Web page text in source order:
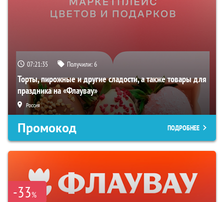
07:21:34 Получили:6
Торты, пирожные и другие сладости, а также товары для
праздника на «Флаувау»
Россия
Промокод ПОДРОБНЕЕ
-33%